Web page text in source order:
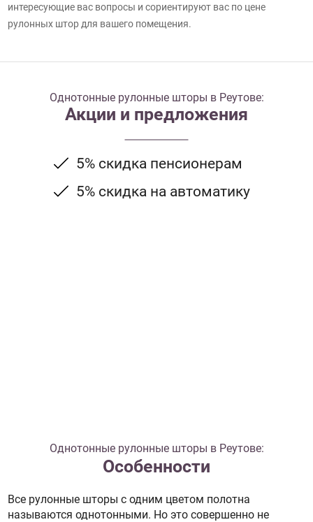
интересующие вас вопросы и сориентируют вас по цене
рулонных штор для вашего помещения.
Однотонные рулонные шторы в Реутове:
Акции и предложения
5% скидка пенсионерам
5% скидка на автоматику
Однотонные рулонные шторы в Реутове:
Особенности
Все рулонные шторы с одним цветом полотна
называются однотонными. Но это совершенно не